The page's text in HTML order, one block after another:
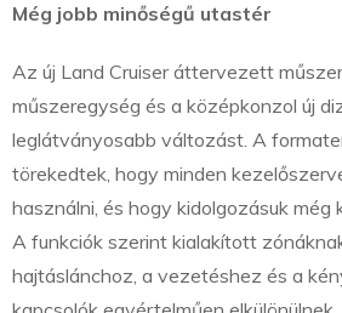
Még jobb minőségű utastér
Az új Land Cruiser áttervezett
műszeregység és a középkonzol új
leglátványosabb változást. A
törekedtek, hogy minden
használni, és hogy kidolgozásuk még
A funkciók szerint kialakított
hajtáslánchoz, a vezetéshez és a